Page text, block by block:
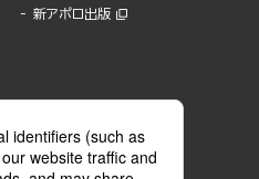
新アポロ出版